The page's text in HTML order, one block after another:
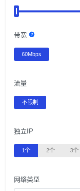
带宽
60Mbps
流量
不限制
独立IP
1个 2个 3个
网络类型